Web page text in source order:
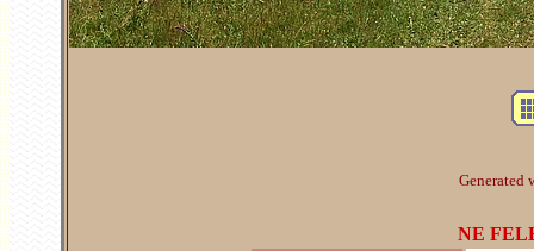
Generated
NE